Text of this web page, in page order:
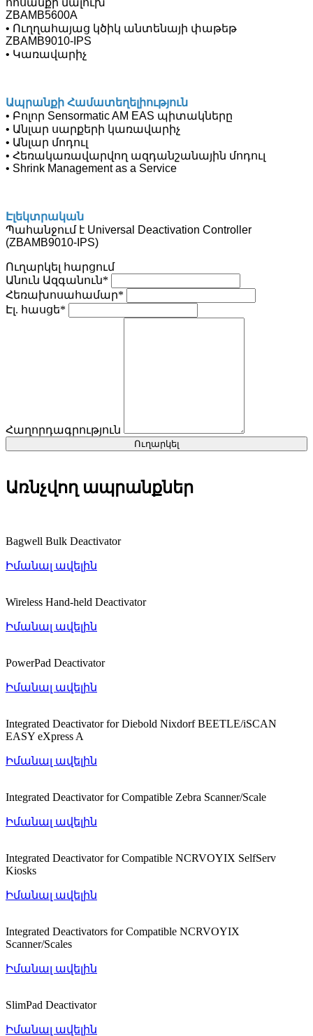
ZBAMB5600A
• Ուղղահայաց կծիկ անտենայի փաթեթ
ZBAMB9010-IPS
• Կառավարիչ
Ապրանքի Համատեղելիություն
• Բոլոր Sensormatic AM EAS պիտակները
• Անլար սարքերի կառավարիչ
• Անլար մոդուլ
• Հեռակառավարվող ազդանշանային մոդուլ
• Shrink Management as a Service
Էլեկտրական
Պահանջում է Universal Deactivation Controller
(ZBAMB9010-IPS)
Ուղարկել հարցում
Անուն Ազգանուն*
Հեռախոսահամար*
Էլ. հասցե*
Հաղորդագրություն
Ուղարկել
Առնչվող ապրանքներ
Bagwell Bulk Deactivator
Իմանալ ավելին
Wireless Hand-held Deactivator
Իմանալ ավելին
PowerPad Deactivator
Իմանալ ավելին
Integrated Deactivator for Diebold Nixdorf BEETLE/iSCAN
EASY eXpress A
Իմանալ ավելին
Integrated Deactivator for Compatible Zebra Scanner/Scale
Իմանալ ավելին
Integrated Deactivator for Compatible NCRVOYIX SelfServ
Kiosks
Իմանալ ավելին
Integrated Deactivators for Compatible NCRVOYIX
Scanner/Scales
Իմանալ ավելին
SlimPad Deactivator
Իմանալ ավելին